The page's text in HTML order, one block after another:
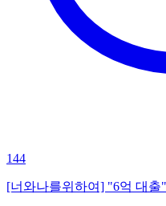
144
[너와나를위하여] "6억 대